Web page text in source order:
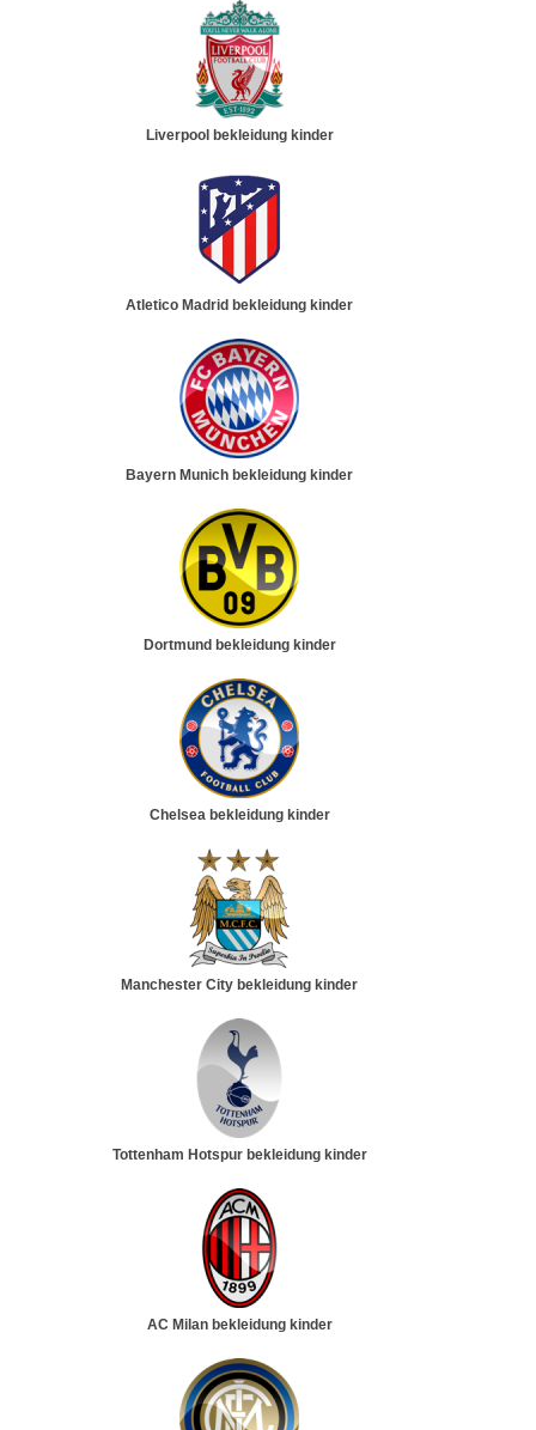
Liverpool bekleidung kinder
Atletico Madrid bekleidung kinder
Bayern Munich bekleidung kinder
Dortmund bekleidung kinder
Chelsea bekleidung kinder
Manchester City bekleidung kinder
Tottenham Hotspur bekleidung kinder
AC Milan bekleidung kinder